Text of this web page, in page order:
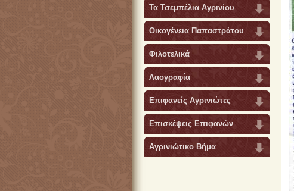
Τα Τσεμπέλια Αγρινίου
Οικογένεια Παπαστράτου
Φιλοτελικά
Λαογραφία
Επιφανείς Αγρινιώτες
Επισκέψεις Επιφανών
Αγρινιώτικο Βήμα